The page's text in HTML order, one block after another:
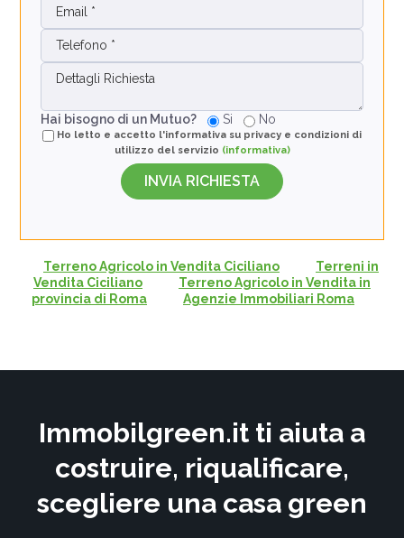
Hai bisogno di un Mutuo? Si No
Ho letto e accetto l'informativa su privacy e condizioni di
utilizzo del servizio (informativa)
Terreno Agricolo in Vendita Ciciliano
Terreni in
Vendita Ciciliano
Terreno Agricolo in Vendita in
provincia di Roma
Agenzie Immobiliari Roma
Immobilgreen.it ti aiuta a
costruire, riqualificare,
scegliere una casa green